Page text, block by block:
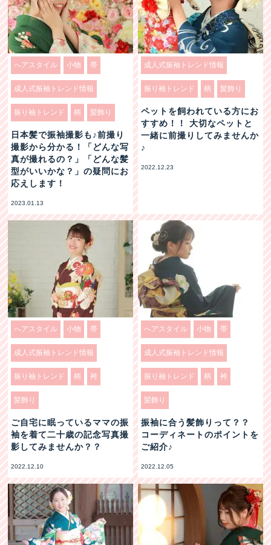
へアスタイル 小物 帯
成人式振袖トレンド情報
振り袖トレンド 柄 髪飾り
日本髪で振袖撮影も♪前撮り
撮影から分かる！「どんな写
真が撮れるの？」「どんな髪
型がいいかな？」の疑問にお
応えします！
2023.01.13
成人式振袖トレンド情報
振り袖トレンド 柄 髪飾り
ペットを飼われている方にお
すすめ！！ 大切なペットと
一緒に前撮りしてみませんか
♪
2022.12.23
へアスタイル 小物 帯
成人式振袖トレンド情報
振り袖トレンド 柄 袴
髪飾り
ご自宅に眠っているママの振
袖を着て二十歳の記念写真撮
影してみませんか？？
2022.12.10
へアスタイル 小物 帯
成人式振袖トレンド情報
振り袖トレンド 柄 袴
髪飾り
振袖に合う髪飾りって？？
コーディネートのポイントを
ご紹介♪
2022.12.05